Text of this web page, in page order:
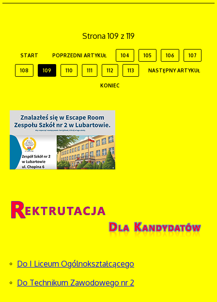
Strona 109 z 119
START POPRZEDNI ARTYKUŁ 104 105 106 107
108 109 110 111 112 113 NASTĘPNY ARTYKUŁ
KONIEC
Do I Liceum Ogólnokształcącego
Do Technikum Zawodowego nr 2